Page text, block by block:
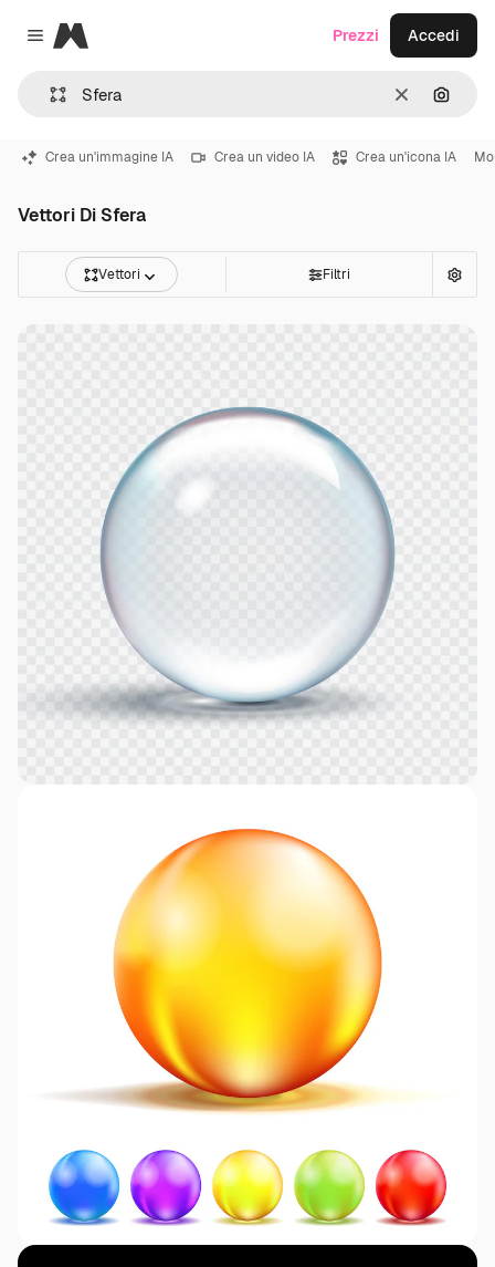
Close menu
Magnific
CancellaCerca
Prezzi Accedi
Crea un'immagine IA Crea un video IA Crea un'icona IA
Vettori Di Sfera
Vettori Filtri